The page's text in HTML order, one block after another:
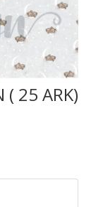
( 25 ARK)